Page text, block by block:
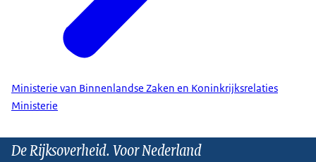
Ministerie van Binnenlandse Zaken en Koninkrijksrelaties
Ministerie
De Rijksoverheid. Voor Nederland